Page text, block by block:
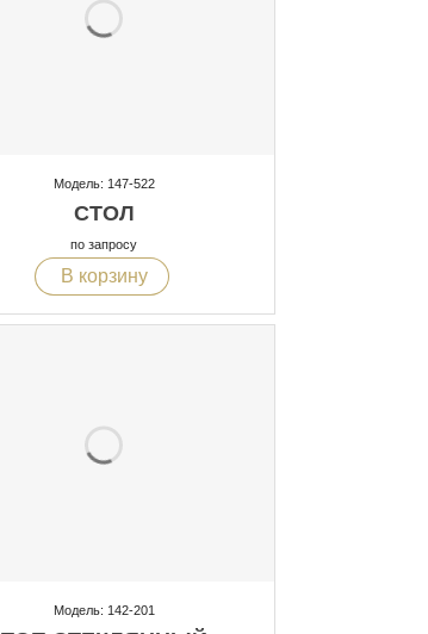
Модель: 147-522
СТОЛ
по запросу
В корзину
Модель: 142-201